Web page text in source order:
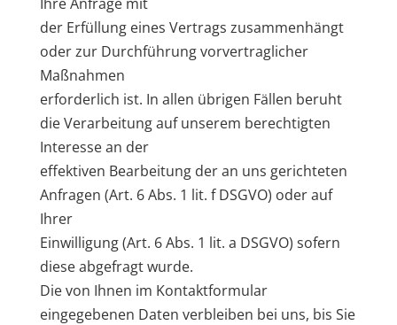
der Erfüllung eines Vertrags zusammenhängt
oder zur Durchführung vorvertraglicher
Maßnahmen
erforderlich ist. In allen übrigen Fällen beruht
die Verarbeitung auf unserem berechtigten
Interesse an der
effektiven Bearbeitung der an uns gerichteten
Anfragen (Art. 6 Abs. 1 lit. f DSGVO) oder auf
Ihrer
Einwilligung (Art. 6 Abs. 1 lit. a DSGVO) sofern
diese abgefragt wurde.
Die von Ihnen im Kontaktformular
eingegebenen Daten verbleiben bei uns, bis Sie